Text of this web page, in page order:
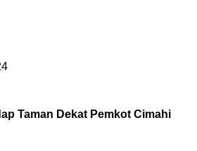
Taman Dekat Pemkot Cimahi